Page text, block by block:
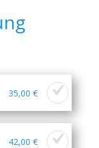
35,00 €
42,00 €